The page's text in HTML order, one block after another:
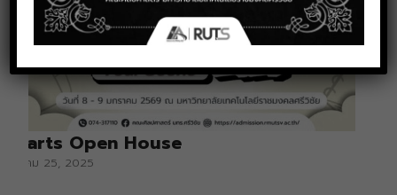
Libarts Open House
ธันวาคม 25, 2025